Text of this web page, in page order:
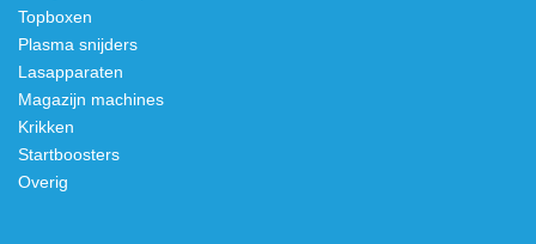
Topboxen
Plasma snijders
Lasapparaten
Magazijn machines
Krikken
Startboosters
Overig